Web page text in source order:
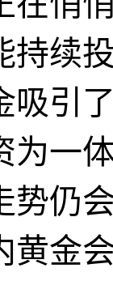
续投
吸引
为一
势仍
黄金